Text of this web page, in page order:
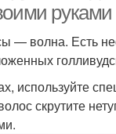
руками
волна. Есть
используйте
скрутите